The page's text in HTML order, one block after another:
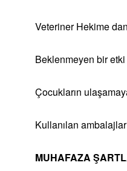
Veteriner Hekime
Beklenmeyen bir etki
Çocukların
Kullanılan
MUHAFAZA